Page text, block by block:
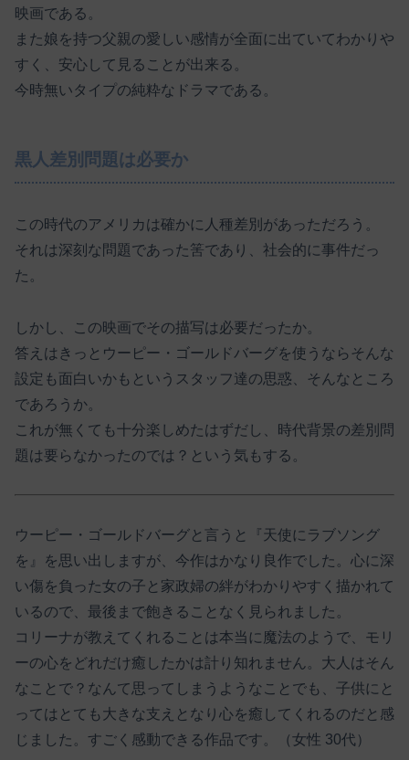
映画である。
また娘を持つ父親の愛しい感情が全面に出ていてわかりや
すく、安心して見ることが出来る。
今時無いタイプの純粋なドラマである。
黒人差別問題は必要か
この時代のアメリカは確かに人種差別があっただろう。
それは深刻な問題であった筈であり、社会的に事件だっ
た。
しかし、この映画でその描写は必要だったか。
答えはきっとウーピー・ゴールドバーグを使うならそんな
設定も面白いかもというスタッフ達の思惑、そんなところ
であろうか。
これが無くても十分楽しめたはずだし、時代背景の差別問
題は要らなかったのでは？という気もする。
ウーピー・ゴールドバーグと言うと『天使にラブソング
を』を思い出しますが、今作はかなり良作でした。心に深
い傷を負った女の子と家政婦の絆がわかりやすく描かれて
いるので、最後まで飽きることなく見られました。
コリーナが教えてくれることは本当に魔法のようで、モリ
ーの心をどれだけ癒したかは計り知れません。大人はそん
なことで？なんて思ってしまうようなことでも、子供にと
ってはとても大きな支えとなり心を癒してくれるのだと感
じました。すごく感動できる作品です。（女性 30代）